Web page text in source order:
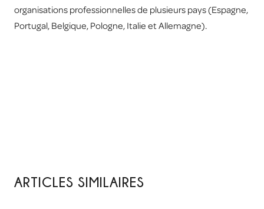
organisations professionnelles de plusieurs pays (Espagne,
Portugal, Belgique, Pologne, Italie et Allemagne).
ARTICLES SIMILAIRES